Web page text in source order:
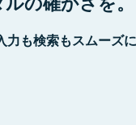
力も検索もスムーズ